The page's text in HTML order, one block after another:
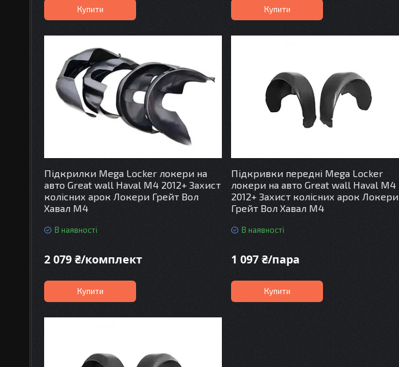
Купити Купити
Підкрилки Mega Locker локери на
авто Great wall Haval M4 2012+ Захист
колісних арок Локери Грейт Вол
Хавал М4
В наявності
2 079 ₴/комплект
Купити
Підкривки передні Mega Locker
локери на авто Great wall Haval M4
2012+ Захист колісних арок Локери
Грейт Вол Хавал М4
В наявності
1 097 ₴/пара
Купити